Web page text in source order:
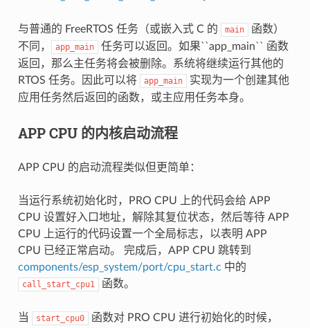
与普通的 FreeRTOS 任务（或嵌入式 C 的 main
函数）
不同，
app_main
任务可以返回。如果``app_main`` 函数
返回，那么主任务将会被删除。系统将继续运行其他的
RTOS 任务。因此可以将
app_main
实现为一个创建其他
应用任务然后返回的函数，或主应用任务本身。
APP CPU 的内核启动流程
APP CPU 的启动流程类似但更简单：
当运行系统初始化时，PRO CPU 上的代码会给 APP
CPU 设置好入口地址，解除其复位状态，然后等待 APP
CPU 上运行的代码设置一个全局标志，以表明 APP
CPU 已经正常启动。 完成后，APP CPU 跳转到
components/esp_system/port/cpu_start.c 中的
call_start_cpu1 函数。
当 start_cpu0
函数对 PRO CPU 进行初始化的时候，